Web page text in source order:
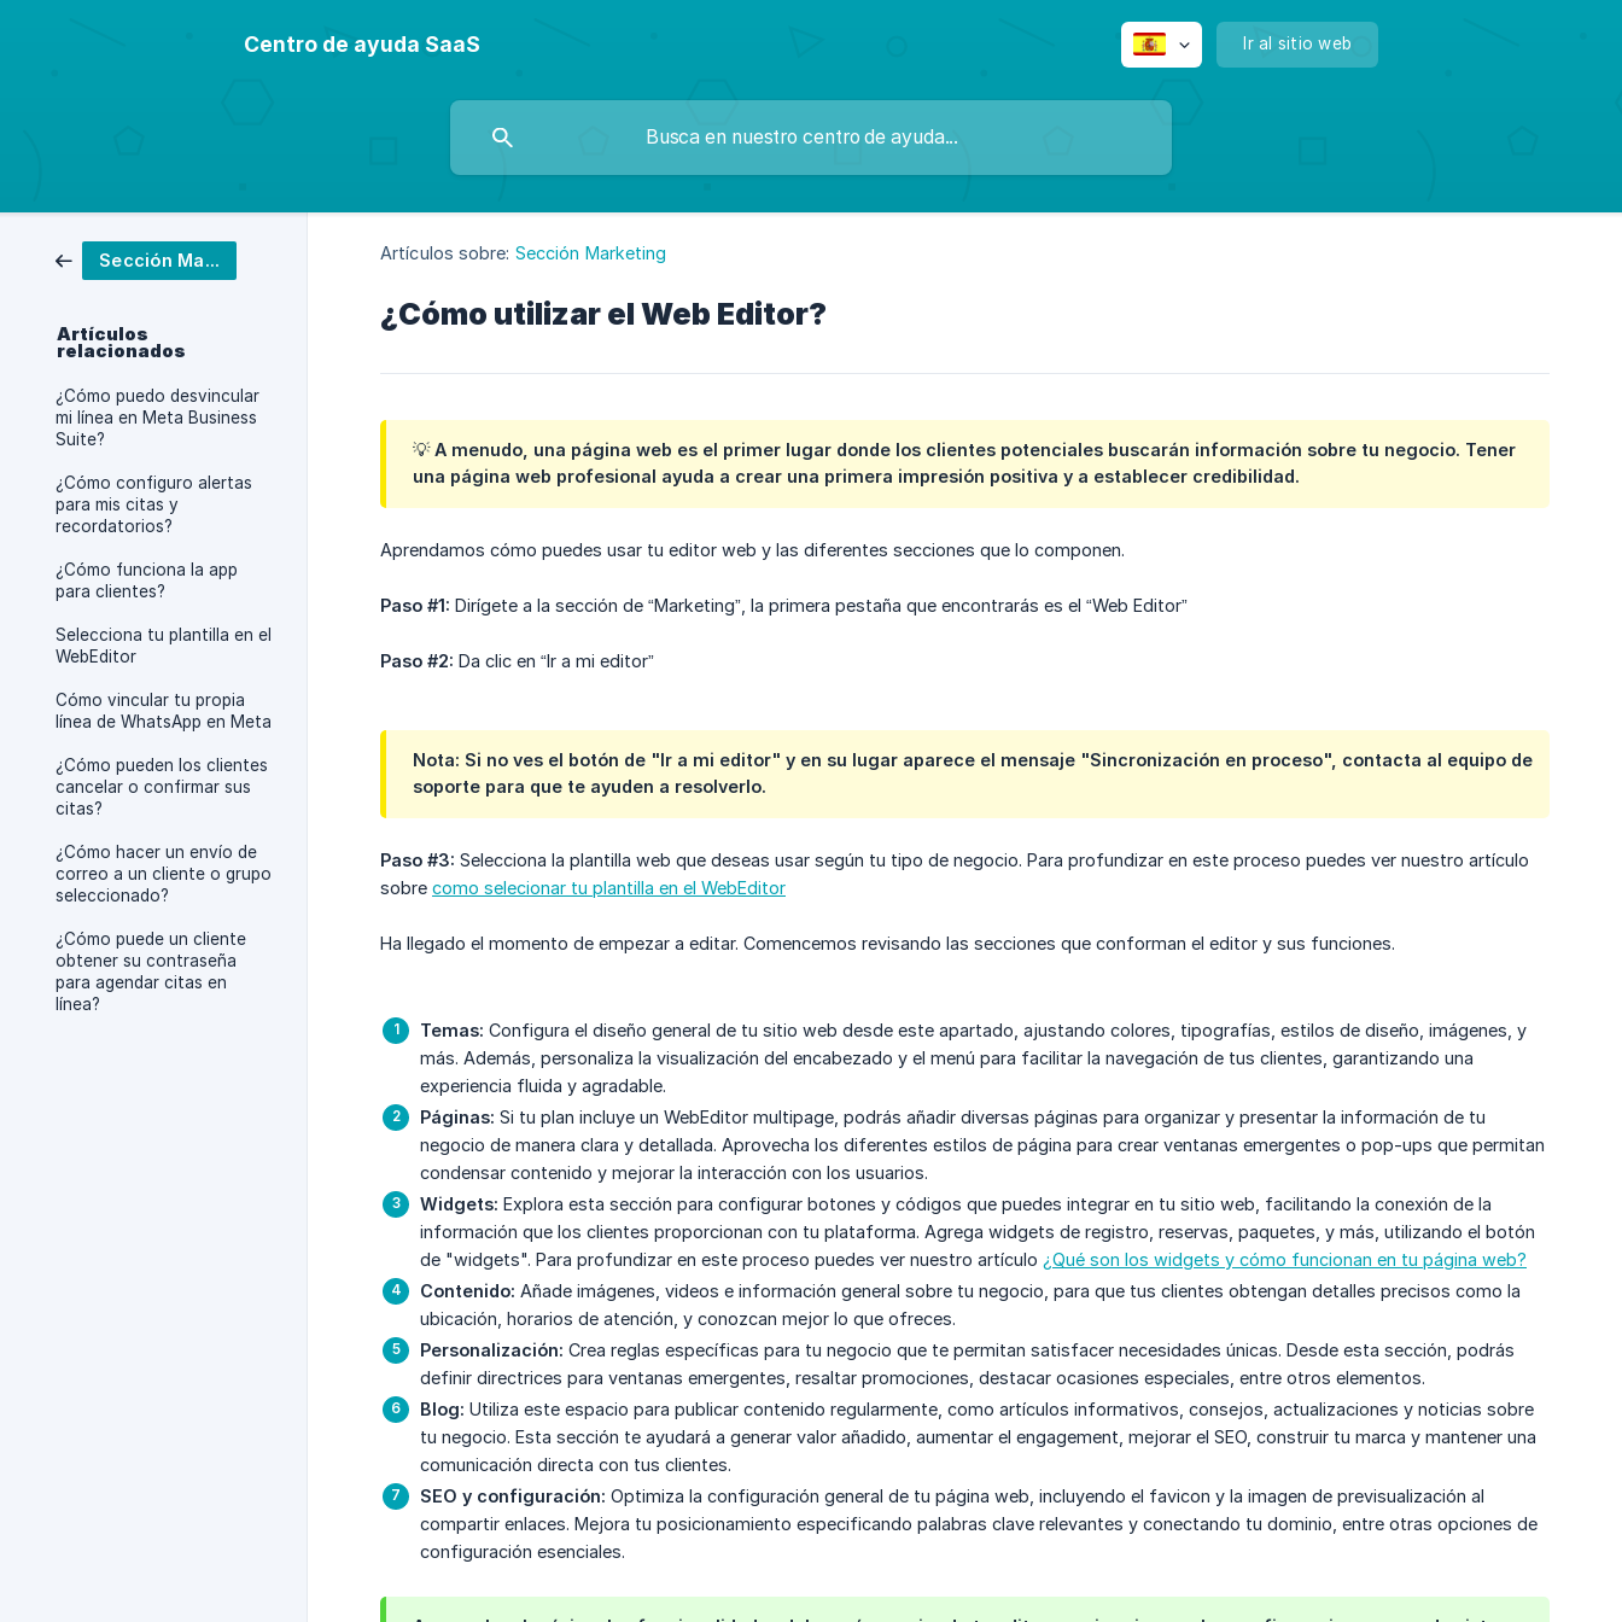
Centro de ayuda SaaS Ir al sitio web
Sección Marketing
Artículos
relacionados
¿Cómo puedo desvincular
mi línea en Meta Business
Suite?
¿Cómo configuro alertas
para mis citas y
recordatorios?
¿Cómo funciona la app
para clientes?
Selecciona tu plantilla en el
WebEditor
Cómo vincular tu propia
línea de WhatsApp en Meta
¿Cómo pueden los clientes
cancelar o confirmar sus
citas?
¿Cómo hacer un envío de
correo a un cliente o grupo
seleccionado?
¿Cómo puede un cliente
obtener su contraseña
para agendar citas en
línea?
Artículos sobre: Sección Marketing
¿Cómo utilizar el Web Editor?
💡 A menudo, una página web es el primer lugar donde los clientes potenciales buscarán información sobre tu negocio. Tener
una página web profesional ayuda a crear una primera impresión positiva y a establecer credibilidad.
Aprendamos cómo puedes usar tu editor web y las diferentes secciones que lo componen.
Paso #1: Dirígete a la sección de “Marketing”, la primera pestaña que encontrarás es el “Web Editor”
Paso #2: Da clic en “Ir a mi editor”
Nota: Si no ves el botón de "Ir a mi editor" y en su lugar aparece el mensaje "Sincronización en proceso", contacta al equipo de
soporte para que te ayuden a resolverlo.
Paso #3: Selecciona la plantilla web que deseas usar según tu tipo de negocio. Para profundizar en este proceso puedes ver nuestro artículo
sobre como selecionar tu plantilla en el WebEditor
Ha llegado el momento de empezar a editar. Comencemos revisando las secciones que conforman el editor y sus funciones.
Temas: Configura el diseño general de tu sitio web desde este apartado, ajustando colores, tipografías, estilos de diseño, imágenes, y
más. Además, personaliza la visualización del encabezado y el menú para facilitar la navegación de tus clientes, garantizando una
experiencia fluida y agradable.
Páginas: Si tu plan incluye un WebEditor multipage, podrás añadir diversas páginas para organizar y presentar la información de tu
negocio de manera clara y detallada. Aprovecha los diferentes estilos de página para crear ventanas emergentes o pop-ups que permitan
condensar contenido y mejorar la interacción con los usuarios.
Widgets: Explora esta sección para configurar botones y códigos que puedes integrar en tu sitio web, facilitando la conexión de la
información que los clientes proporcionan con tu plataforma. Agrega widgets de registro, reservas, paquetes, y más, utilizando el botón
de "widgets". Para profundizar en este proceso puedes ver nuestro artículo ¿Qué son los widgets y cómo funcionan en tu página web?
Contenido: Añade imágenes, videos e información general sobre tu negocio, para que tus clientes obtengan detalles precisos como la
ubicación, horarios de atención, y conozcan mejor lo que ofreces.
Personalización: Crea reglas específicas para tu negocio que te permitan satisfacer necesidades únicas. Desde esta sección, podrás
definir directrices para ventanas emergentes, resaltar promociones, destacar ocasiones especiales, entre otros elementos.
Blog: Utiliza este espacio para publicar contenido regularmente, como artículos informativos, consejos, actualizaciones y noticias sobre
tu negocio. Esta sección te ayudará a generar valor añadido, aumentar el engagement, mejorar el SEO, construir tu marca y mantener una
comunicación directa con tus clientes.
SEO y configuración: Optimiza la configuración general de tu página web, incluyendo el favicon y la imagen de previsualización al
compartir enlaces. Mejora tu posicionamiento especificando palabras clave relevantes y conectando tu dominio, entre otras opciones de
configuración esenciales.